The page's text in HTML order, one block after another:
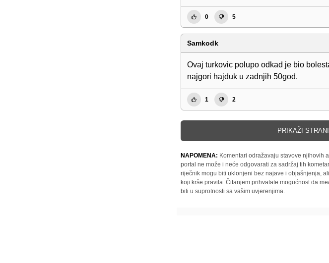
0 5
Samkodk
Ovaj turkovic polupo odkad je bio
najgori hajduk u zadnjih 50god.
1 2
PRIKAŽI
NAPOMENA: Komentari odražavaju stavove njihovih
portal ne može i neće odgovarati za sadržaj tih
riječnik mogu biti uklonjeni bez najave i objašnjenja,
koji krše pravila. Čitanjem prihvatate mogućnost da
biti u suprotnosti sa vašim uvjerenjima.